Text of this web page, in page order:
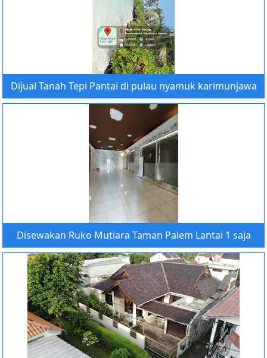
Dijual Tanah Tepi Pantai di pulau nyamuk karimunjawa
Disewakan Ruko Mutiara Taman Palem Lantai 1 saja